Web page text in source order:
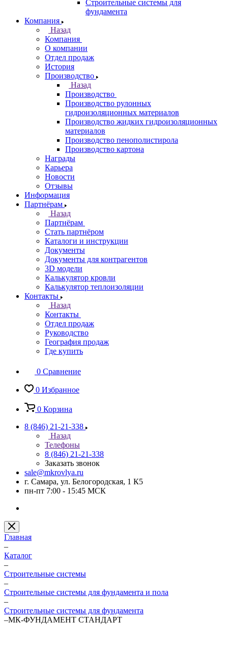
Строительные системы для
фундамента
Компания
Назад
Компания
О компании
Отдел продаж
История
Производство
Назад
Производство
Производство рулонных
гидроизоляционных материалов
Производство жидких гидроизоляционных
материалов
Производство пенополистирола
Производство картона
Награды
Карьера
Новости
Отзывы
Информация
Партнёрам
Назад
Партнёрам
Стать партнёром
Каталоги и инструкции
Документы
Документы для контрагентов
3D модели
Калькулятор кровли
Калькулятор теплоизоляции
Контакты
Назад
Контакты
Отдел продаж
Руководство
География продаж
Где купить
0 Сравнение
0 Избранное
0 Корзина
8 (846) 21-21-338
Назад
Телефоны
8 (846) 21-21-338
Заказать звонок
sale@mkrovlya.ru
г. Самара, ул. Белогородская, 1 К5
пн-пт 7:00 - 15:45 МСК
Главная
–
Каталог
–
Строительные системы
–
Строительные системы для фундамента и пола
–
Строительные системы для фундамента
–МК-ФУНДАМЕНТ СТАНДАРТ